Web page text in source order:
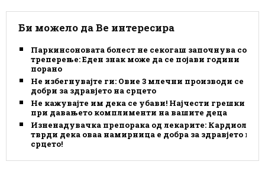
Би можело да Ве интересира
Паркинсоновата болест не секогаш започнува со
треперење: Еден знак може да се појави години
порано
Не избегнувајте ги: Овие 3 млечни производи се
добри за здравјето на срцето
Не кажувајте им дека се убави! Најчести грешки
при давањето комплименти на вашите деца
Изненадувачка препорака од лекарите: Кардиолог
тврди дека оваа намирница е добра за здравјето на
срцето!